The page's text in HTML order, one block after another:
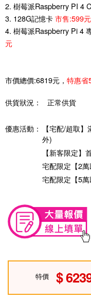
2. 樹莓派Raspberry PI 4
3. 128G記憶卡市售:599元
4. 樹莓派Raspberry Pi 4
元
市價總價:6819元， 特惠省
供貨狀況： 正常供貨
優惠活動：
【宅配/超取
外)
【新客限定
宅配限定【2
宅配限定【5
特價